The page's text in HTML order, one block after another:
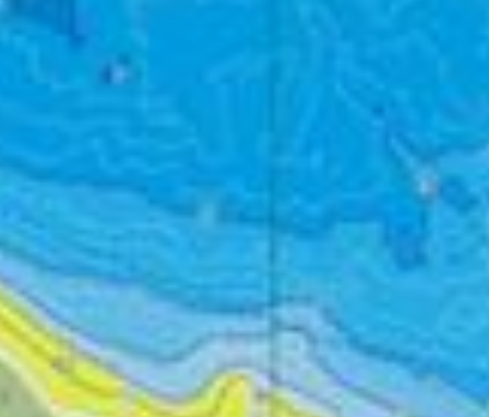
STRONA GŁÓWNA
AKTUALNOŚCI I WYDARZENIA